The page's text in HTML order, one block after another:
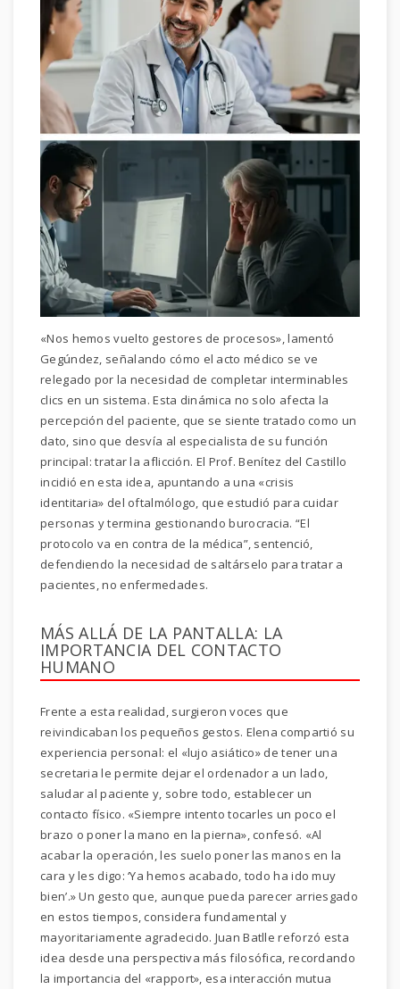
«Nos hemos vuelto gestores de procesos», lamentó
Gegúndez, señalando cómo el acto médico se ve
relegado por la necesidad de completar interminables
clics en un sistema. Esta dinámica no solo afecta la
percepción del paciente, que se siente tratado como un
dato, sino que desvía al especialista de su función
principal: tratar la aflicción. El Prof. Benítez del Castillo
incidió en esta idea, apuntando a una «crisis
identitaria» del oftalmólogo, que estudió para cuidar
personas y termina gestionando burocracia. “El
protocolo va en contra de la médica”, sentenció,
defendiendo la necesidad de saltárselo para tratar a
pacientes, no enfermedades.
MÁS ALLÁ DE LA PANTALLA: LA
IMPORTANCIA DEL CONTACTO
HUMANO
Frente a esta realidad, surgieron voces que
reivindicaban los pequeños gestos. Elena compartió su
experiencia personal: el «lujo asiático» de tener una
secretaria le permite dejar el ordenador a un lado,
saludar al paciente y, sobre todo, establecer un
contacto físico. «Siempre intento tocarles un poco el
brazo o poner la mano en la pierna», confesó. «Al
acabar la operación, les suelo poner las manos en la
cara y les digo: ‘Ya hemos acabado, todo ha ido muy
bien’.» Un gesto que, aunque pueda parecer arriesgado
en estos tiempos, considera fundamental y
mayoritariamente agradecido. Juan Batlle reforzó esta
idea desde una perspectiva más filosófica, recordando
la importancia del «rapport», esa interacción mutua